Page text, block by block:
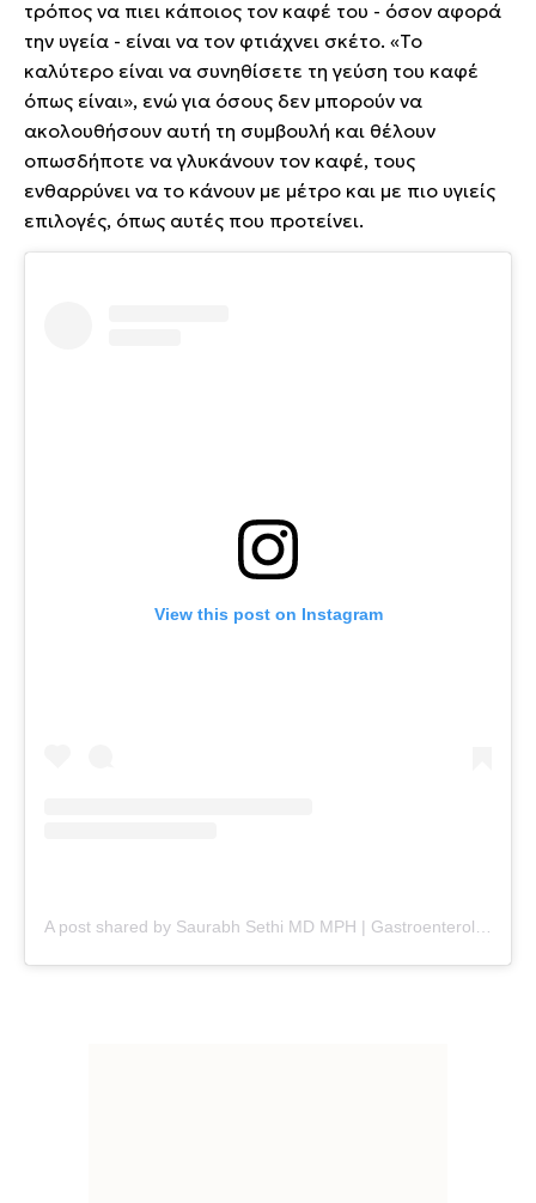
τρόπος να πιει κάποιος τον καφέ του - όσον αφορά
την υγεία - είναι να τον φτιάχνει σκέτο. «Το
καλύτερο είναι να συνηθίσετε τη γεύση του καφέ
όπως είναι», ενώ για όσους δεν μπορούν να
ακολουθήσουν αυτή τη συμβουλή και θέλουν
οπωσδήποτε να γλυκάνουν τον καφέ, τους
ενθαρρύνει να το κάνουν με μέτρο και με πιο υγιείς
επιλογές, όπως αυτές που προτείνει.
View this post on Instagram